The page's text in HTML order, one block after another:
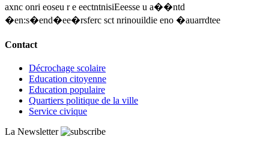
axnc onri eoseu r e eectntnisiEeesse u a��ntd
�en:s�end�ee�rsferc sct nrinouildie eno �auarrdtee
Contact
Décrochage scolaire
Education citoyenne
Education populaire
Quartiers politique de la ville
Service civique
La Newsletter